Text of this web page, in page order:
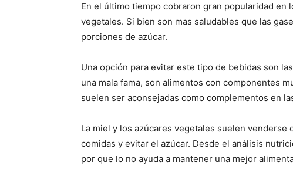
En el último tiempo cobraron gran popularidad en
vegetales. Si bien son mas saludables que las
porciones de azúcar.
Una opción para evitar este tipo de bebidas son
una mala fama, son alimentos con componentes
suelen ser aconsejadas como complementos en
La miel y los azúcares vegetales suelen
comidas y evitar el azúcar. Desde el análisis
por que lo no ayuda a mantener una mejor